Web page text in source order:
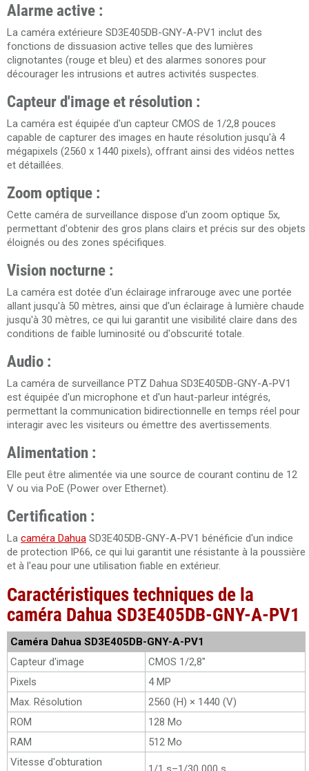
Alarme active :
La caméra extérieure SD3E405DB-GNY-A-PV1 inclut des
fonctions de dissuasion active telles que des lumières
clignotantes (rouge et bleu) et des alarmes sonores pour
décourager les intrusions et autres activités suspectes.
Capteur d'image et résolution :
La caméra est équipée d'un capteur CMOS de 1/2,8 pouces
capable de capturer des images en haute résolution jusqu'à 4
mégapixels (2560 x 1440 pixels), offrant ainsi des vidéos nettes
et détaillées.
Zoom optique :
Cette caméra de surveillance dispose d'un zoom optique 5x,
permettant d'obtenir des gros plans clairs et précis sur des objets
éloignés ou des zones spécifiques.
Vision nocturne :
La caméra est dotée d'un éclairage infrarouge avec une portée
allant jusqu'à 50 mètres, ainsi que d'un éclairage à lumière chaude
jusqu'à 30 mètres, ce qui lui garantit une visibilité claire dans des
conditions de faible luminosité ou d'obscurité totale.
Audio :
La caméra de surveillance PTZ Dahua SD3E405DB-GNY-A-PV1
est équipée d'un microphone et d'un haut-parleur intégrés,
permettant la communication bidirectionnelle en temps réel pour
interagir avec les visiteurs ou émettre des avertissements.
Alimentation :
Elle peut être alimentée via une source de courant continu de 12
V ou via PoE (Power over Ethernet).
Certification :
La caméra Dahua SD3E405DB-GNY-A-PV1 bénéficie d'un indice
de protection IP66, ce qui lui garantit une résistante à la poussière
et à l'eau pour une utilisation fiable en extérieur.
Caractéristiques techniques de la
caméra Dahua SD3E405DB-GNY-A-PV1
Caméra Dahua SD3E405DB-GNY-A-PV1
Capteur d'image
CMOS 1/2,8"
Pixels
4 MP
Max. Résolution
2560 (H) × 1440 (V)
ROM
128 Mo
RAM
512 Mo
Vitesse d'obturation